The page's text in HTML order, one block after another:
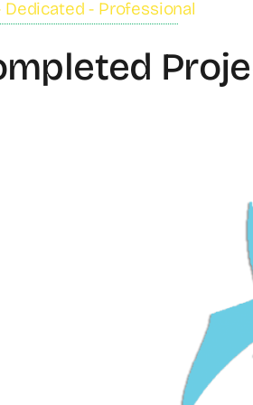
Dedicated - Professional